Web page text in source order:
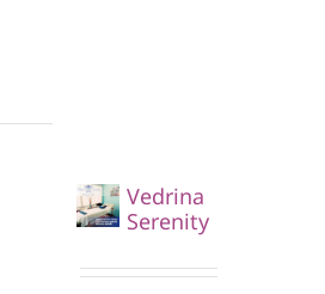
Vedrina
Serenity